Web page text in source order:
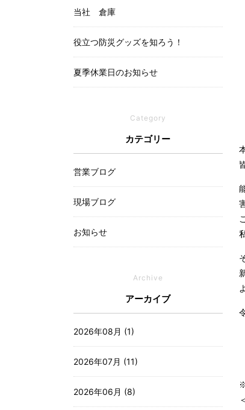
当社 倉庫
役立つ防災グッズを知ろう！
夏季休業日のお知らせ
Category
カテゴリー
営業ブログ
現場ブログ
お知らせ
Archive
アーカイブ
2026年08月 (1)
2026年07月 (11)
2026年06月 (8)